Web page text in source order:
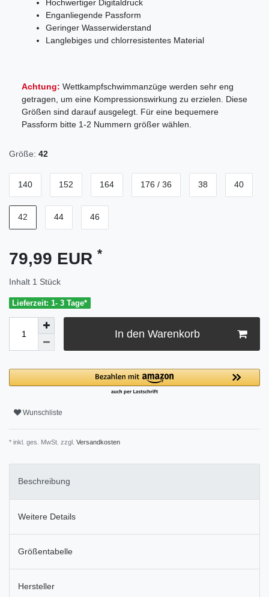
Hochwertiger Digitaldruck
Enganliegende Passform
Geringer Wasserwiderstand
Langlebiges und chlorresistentes Material
Achtung: Wettkampfschwimmanzüge werden sehr eng
getragen, um eine Kompressionswirkung zu erzielen. Diese
Größen sind darauf ausgelegt. Für eine bequemere
Passform bitte 1-2 Nummern größer wählen.
Größe: 42
140 152 164 176 / 36 38 40
42 44 46
79,99 EUR *
Inhalt 1 Stück
Lieferzeit: 1- 3 Tage*
In den Warenkorb
Wunschliste
* inkl. ges. MwSt. zzgl. Versandkosten
Beschreibung
Weitere Details
Größentabelle
Hersteller